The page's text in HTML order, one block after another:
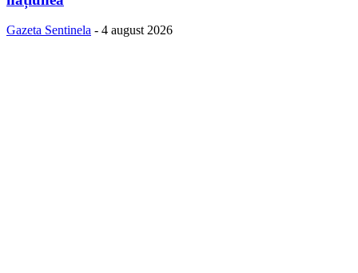
Gazeta Sentinela - 4 august 2026